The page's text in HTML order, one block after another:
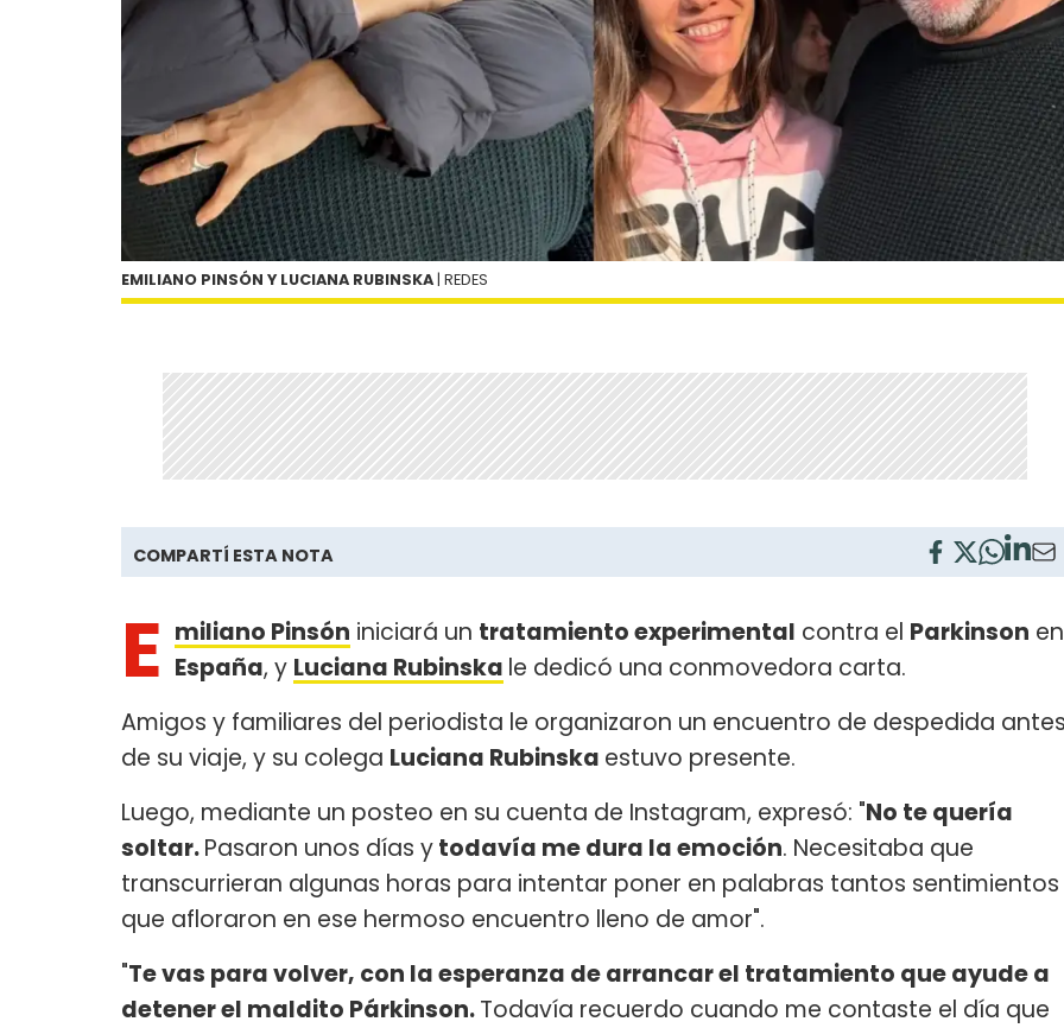
EMILIANO PINSÓN Y LUCIANA RUBINSKA | REDES
COMPARTÍ ESTA NOTA
E miliano Pinsón iniciará un tratamiento experimental contra el Parkinson en
España, y Luciana Rubinska le dedicó una conmovedora carta.
Amigos y familiares del periodista le organizaron un encuentro de despedida
de su viaje, y su colega Luciana Rubinska estuvo presente.
Luego, mediante un posteo en su cuenta de Instagram, expresó: "No te quería
soltar.Pasaron unos días ytodavía me dura la emoción. Necesitaba que
transcurrieran algunas horas para intentar poner en palabras tantos sentimientos
que afloraron en ese hermoso encuentro lleno de amor".
"Te vas para volver, con la esperanza de arrancar el tratamiento que ayude a
detener el maldito Párkinson.Todavía recuerdo cuando me contaste el día que